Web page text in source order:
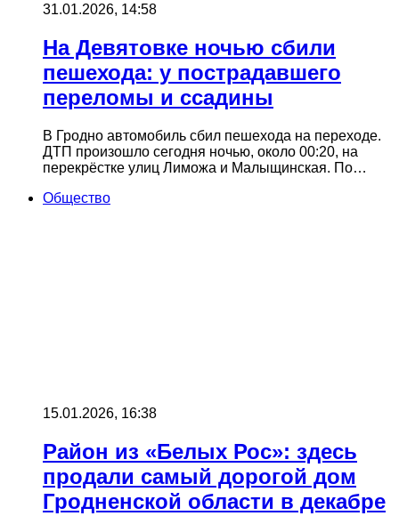
31.01.2026, 14:58
На Девятовке ночью сбили
пешехода: у пострадавшего
переломы и ссадины
В Гродно автомобиль сбил пешехода на переходе.
ДТП произошло сегодня ночью, около 00:20, на
перекрёстке улиц Лиможа и Малыщинская. По…
Общество
15.01.2026, 16:38
Район из «Белых Рос»: здесь
продали самый дорогой дом
Гродненской области в декабре